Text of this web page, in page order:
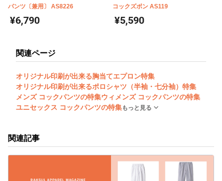
パンツ〔兼用〕 AS8226
¥6,790
コックズボン AS119
¥5,590
関連ページ
オリジナル印刷が出来る胸当てエプロン特集
オリジナル印刷が出来るポロシャツ（半袖・七分袖）特集
メンズ コックパンツの特集ウィメンズ コックパンツの特集
ユニセックス コックパンツの特集もっと見る
関連記事